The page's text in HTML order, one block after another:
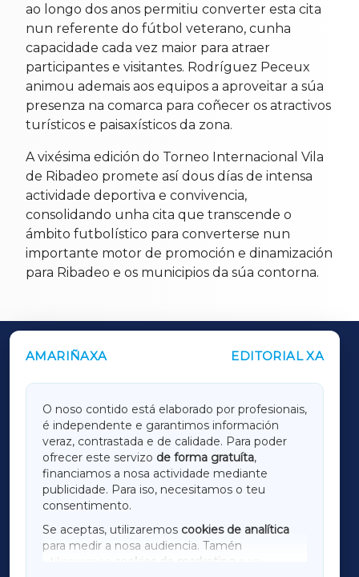
ao longo dos anos permitiu converter esta cita
nun referente do fútbol veterano, cunha
capacidade cada vez maior para atraer
participantes e visitantes. Rodríguez Peceux
animou ademais aos equipos a aproveitar a súa
presenza na comarca para coñecer os atractivos
turísticos e paisaxísticos da zona.
A vixésima edición do Torneo Internacional Vila
de Ribadeo promete así dous días de intensa
actividade deportiva e convivencia,
consolidando unha cita que transcende o
ámbito futbolístico para converterse nun
importante motor de promoción e dinamización
para Ribadeo e os municipios da súa contorna.
AMARIÑAXA EDITORIAL XA
O noso contido está elaborado por profesionais,
é independente e garantimos información
veraz, contrastada e de calidade. Para poder
ofrecer este servizo de forma gratuíta,
financiamos a nosa actividade mediante
publicidade. Para iso, necesitamos o teu
consentimento.
Se aceptas, utilizaremos cookies de analítica
para medir a nosa audiencia. Tamén
utilizaremos
cookies de marketing
OUTROS PERIÓDICOS
LUGOXA
TERRACHAXA
AMARIÑAXA